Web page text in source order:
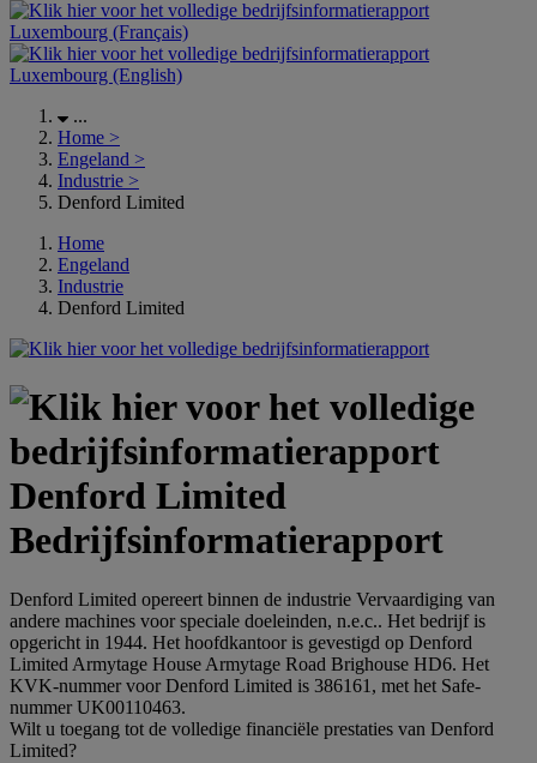
Luxembourg (Français)
Luxembourg (English)
...
Home >
Engeland >
Industrie >
Denford Limited
Home
Engeland
Industrie
Denford Limited
Denford Limited
Bedrijfsinformatierapport
Denford Limited opereert binnen de industrie Vervaardiging van
andere machines voor speciale doeleinden, n.e.c.. Het bedrijf is
opgericht in 1944. Het hoofdkantoor is gevestigd op Denford
Limited Armytage House Armytage Road Brighouse HD6. Het
KVK-nummer voor Denford Limited is 386161, met het Safe-
nummer UK00110463.
Wilt u toegang tot de volledige financiële prestaties van Denford
Limited?